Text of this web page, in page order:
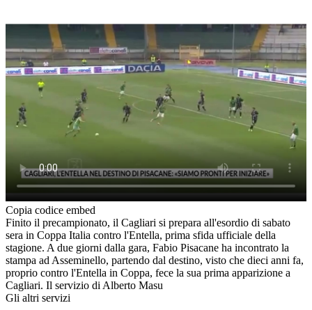
Copia codice embed
Finito il precampionato, il Cagliari si prepara all'esordio di sabato
sera in Coppa Italia contro l'Entella, prima sfida ufficiale della
stagione. A due giorni dalla gara, Fabio Pisacane ha incontrato la
stampa ad Asseminello, partendo dal destino, visto che dieci anni fa,
proprio contro l'Entella in Coppa, fece la sua prima apparizione a
Cagliari. Il servizio di Alberto Masu
Gli altri servizi